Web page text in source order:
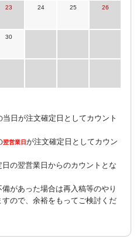
23 24 25 26
30
日が注文確定日としてカウント
翌営業日が注文確定日としてカウン
の翌営業日からのカウントとな
があった場合は再入稿等のやり
ので、余裕をもってご検討くだ